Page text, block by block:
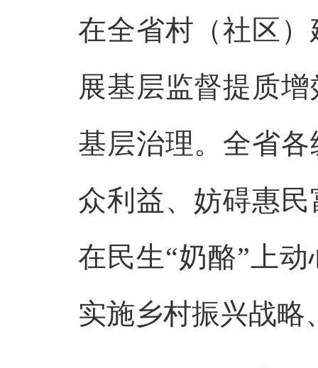
在全省村（社区
展基层监督提质
基层治理。全省
众利益、妨碍惠
在民生“奶酪”上
实施乡村振兴战略